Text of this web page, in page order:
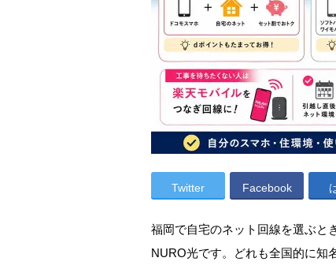
Twitter Facebook
福岡で自宅のネット回線を選ぶと
NURO光です。どれも全国的に知